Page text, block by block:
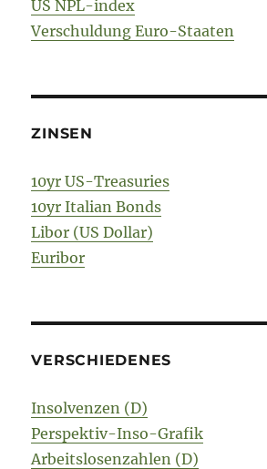
US NPL-index
Verschuldung Euro-Staaten
ZINSEN
10yr US-Treasuries
10yr Italian Bonds
Libor (US Dollar)
Euribor
VERSCHIEDENES
Insolvenzen (D)
Perspektiv-Inso-Grafik
Arbeitslosenzahlen (D)